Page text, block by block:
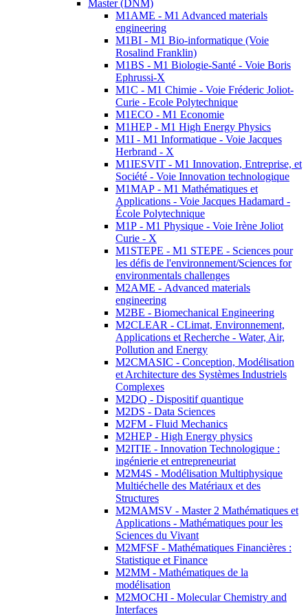
Master (DNM)
M1AME - M1 Advanced materials
engineering
M1BI - M1 Bio-informatique (Voie
Rosalind Franklin)
M1BS - M1 Biologie-Santé - Voie Boris
Ephrussi-X
M1C - M1 Chimie - Voie Fréderic Joliot-
Curie - Ecole Polytechnique
M1ECO - M1 Economie
M1HEP - M1 High Energy Physics
M1I - M1 Informatique - Voie Jacques
Herbrand - X
M1IESVIT - M1 Innovation, Entreprise, et
Société - Voie Innovation technologique
M1MAP - M1 Mathématiques et
Applications - Voie Jacques Hadamard -
École Polytechnique
M1P - M1 Physique - Voie Irène Joliot
Curie - X
M1STEPE - M1 STEPE - Sciences pour
les défis de l'environnement/Sciences for
environmentals challenges
M2AME - Advanced materials
engineering
M2BE - Biomechanical Engineering
M2CLEAR - CLimat, Environnement,
Applications et Recherche - Water, Air,
Pollution and Energy
M2CMASIC - Conception, Modélisation
et Architecture des Systèmes Industriels
Complexes
M2DQ - Dispositif quantique
M2DS - Data Sciences
M2FM - Fluid Mechanics
M2HEP - High Energy physics
M2ITIE - Innovation Technologique :
ingénierie et entrepreneuriat
M2M4S - Modélisation Multiphysique
Multiéchelle des Matériaux et des
Structures
M2MAMSV - Master 2 Mathématiques et
Applications - Mathématiques pour les
Sciences du Vivant
M2MFSF - Mathématiques Financières :
Statistique et Finance
M2MM - Mathématiques de la
modélisation
M2MOCHI - Molecular Chemistry and
Interfaces